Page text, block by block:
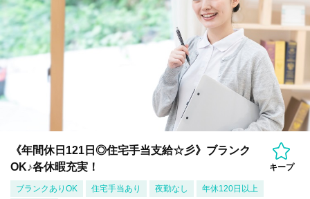
《年間休日121日◎住宅手当支給☆彡》ブランク
OK♪各休暇充実！
キープ
ブランクありOK 住宅手当あり 夜勤なし
年休120日以上